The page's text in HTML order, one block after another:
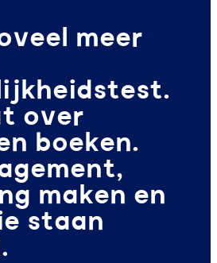
meer
over
boeken.
maken en
staan